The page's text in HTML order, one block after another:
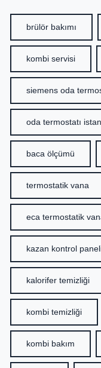
brülör bakımı
kombi servisi
siemens oda
oda termostatı
baca ölçümü
termostatik vana
eca termostatik
kazan kontrol
kalorifer temizliği
kombi temizliği
kombi bakım